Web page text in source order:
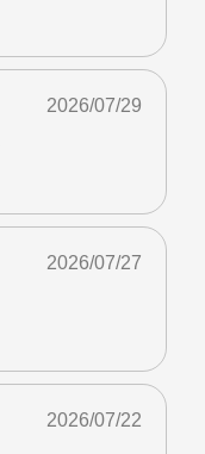
2026/07/29
2026/07/27
2026/07/22